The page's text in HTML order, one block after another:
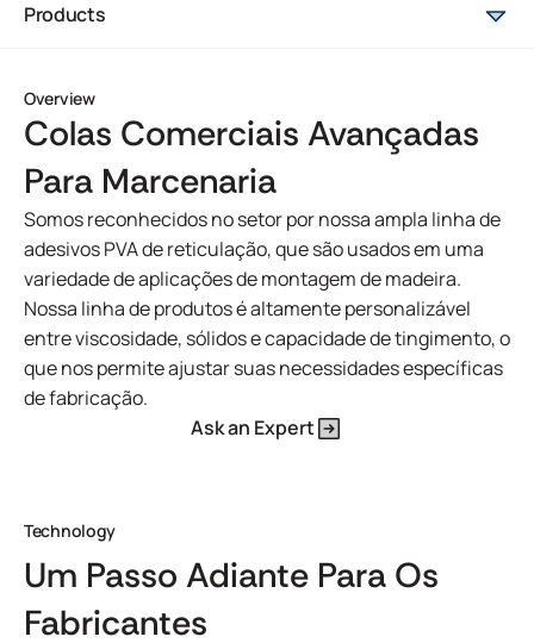
Products
Overview
Colas Comerciais Avançadas
Para Marcenaria
Somos reconhecidos no setor por nossa ampla linha de
adesivos PVA de reticulação, que são usados em uma
variedade de aplicações de montagem de madeira.
Nossa linha de produtos é altamente personalizável
entre viscosidade, sólidos e capacidade de tingimento, o
que nos permite ajustar suas necessidades específicas
de fabricação.
Ask an Expert
Technology
Um Passo Adiante Para Os
Fabricantes